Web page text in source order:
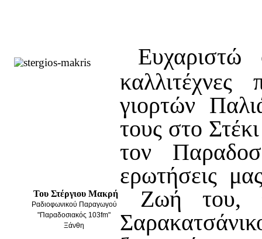
Του Στέργιου Μακρή
Ραδιοφωνικού Παραγωγού
"Παραδοσιακός 103fm"
Ξάνθη
γιορτών
τους στο
τον
ερωτήσεις
Ζωή του,